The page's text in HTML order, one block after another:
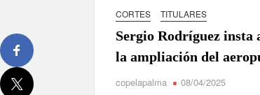
La Palma impulsa la inserción
El Día de la Cometa reúne a
CORTES TITULARES
Sergio Rodríguez insta
la ampliación del
copelapalma 08/04/2025